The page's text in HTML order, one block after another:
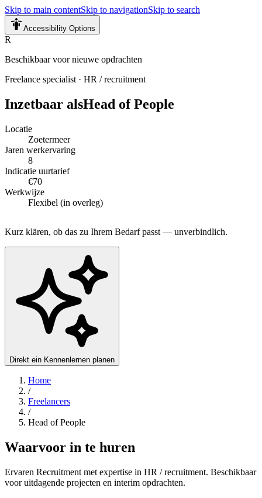
Skip to main contentSkip to navigationSkip to search
Accessibility Options
R
Beschikbaar voor nieuwe opdrachten
Freelance specialist · HR / recruitment
Inzetbaar alsHead of People
Locatie
Zoetermeer
Jaren werkervaring
8
Indicatie uurtarief
€70
Werkwijze
Flexibel (in overleg)
Kurz klären, ob das zu Ihrem Bedarf passt — unverbindlich.
Direkt ein Kennenlernen planen
Home
/
Freelancers
/
Head of People
Waarvoor in te huren
Ervaren Recruitment met expertise in HR / recruitment. Beschikbaar
voor uitdagende projecten en interim opdrachten.